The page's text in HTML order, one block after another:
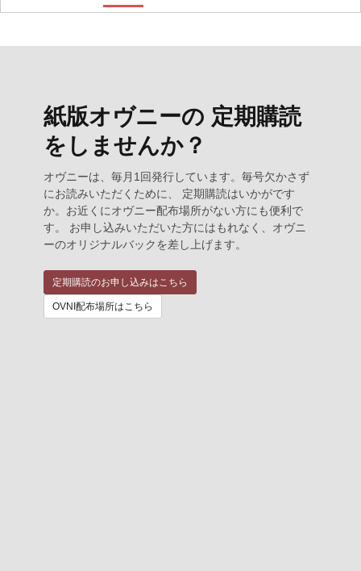
紙版オヴニーの 定期購読
をしませんか？
オヴニーは、毎月1回発行しています。毎号欠かさず
にお読みいただくために、 定期購読はいかがです
か。お近くにオヴニー配布場所がない方にも便利で
す。 お申し込みいただいた方にはもれなく、オヴニ
ーのオリジナルバックを差し上げます。
定期購読のお申し込みはこちら
OVNI配布場所はこちら